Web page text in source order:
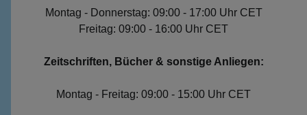
Montag - Donnerstag: 09:00 - 17:00 Uhr CET
Freitag: 09:00 - 16:00 Uhr CET
Zeitschriften, Bücher & sonstige Anliegen:
Montag - Freitag: 09:00 - 15:00 Uhr CET